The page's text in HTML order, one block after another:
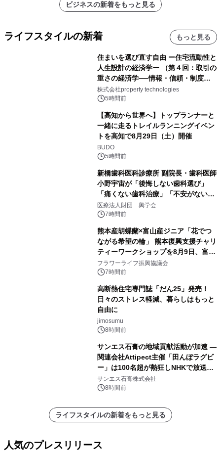
ビジネスの新着をもっと見る
ライフスタイルの新着 もっと見る
住まいを選び直す自由 ー住宅流動性と
人生設計の経済学ー （第４回：取引の
重さの経済学──情報・信頼・制度を
PropTechはどう組み替えるか）｜
PropTech-Lab
株式会社property technologies
5時間前
【高知から世界へ】トップランナーと
一緒に走るトレイルランニングイベン
トを高知で8月29日（土）開催
BUDO
5時間前
新橋歯科医科診療所 副院長・歯科医師
小野宇宙が「後悔しない歯科選び」
「痛くない歯科治療」「不安がない治
療計画」をテーマに専門監修
医療法人財団 興学会
7時間前
熊本産胡蝶蘭×富山産ジニア「花でつ
ながる希望の輪」 熊本復興支援チャリ
ティーワークショップを8月9日、富
山・射水で開催
フラワーライフ振興協議会
7時間前
高断熱住宅専門誌「だん25」発売！
日々のストレス軽減、暮らしはもっと
自由に
jimosumu
8時間前
サンエス石膏の地域貢献活動が加速 ―
関連会社Attipect主催「田んぼラグビ
ー」は100名超が熱狂しNHKで放送さ
れました。
サンエス石膏株式会社
8時間前
ライフスタイルの新着をもっと見る
人気のプレスリリース